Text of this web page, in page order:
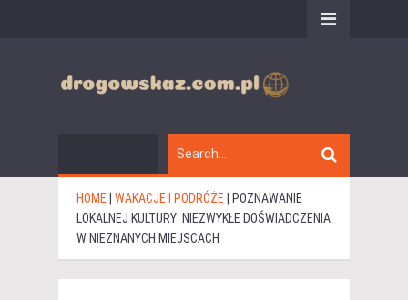
HOME WAKACJE I PODRÓŻE
POZNAWANIE
LOKALNEJ KULTURY: NIEZWYKŁE DOŚWIADCZENIA
W NIEZNANYCH MIEJSCACH